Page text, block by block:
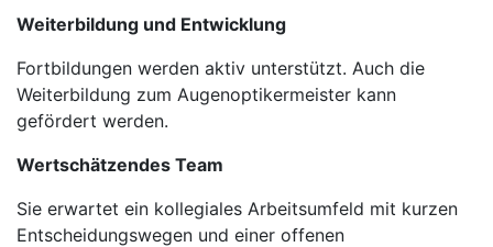
Weiterbildung und Entwicklung
Fortbildungen werden aktiv unterstützt. Auch die
Weiterbildung zum Augenoptikermeister kann
gefördert werden.
Wertschätzendes Team
Sie erwartet ein kollegiales Arbeitsumfeld mit kurzen
Entscheidungswegen und einer offenen